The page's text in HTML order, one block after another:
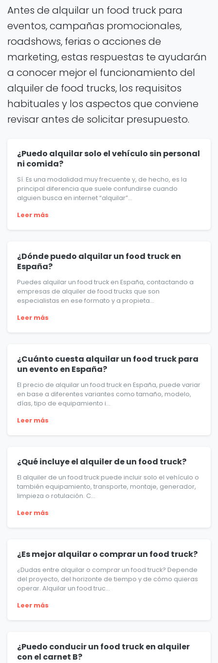
Antes de alquilar un food truck para
eventos, campañas promocionales,
roadshows, ferias o acciones de
marketing, estas respuestas te ayudarán
a conocer mejor el funcionamiento del
alquiler de food trucks, los requisitos
habituales y los aspectos que conviene
revisar antes de solicitar presupuesto.
¿Puedo alquilar solo el vehículo sin personal
ni comida?
Sí. Es una modalidad muy frecuente y, de hecho, es la
principal diferencia que suele confundirse cuando
alguien busca en internet “alquilar”...
Leer más
¿Dónde puedo alquilar un food truck en
España?
Puedes alquilar un food truck en España, contactando a
empresas de alquiler de food trucks que son
especialistas en ese formato y a propieta...
Leer más
¿Cuánto cuesta alquilar un food truck para
un evento en España?
El precio de alquilar un food truck en España, puede variar
en base a diferentes variantes como tamaño, modelo,
días, tipo de equipamiento i...
Leer más
¿Qué incluye el alquiler de un food truck?
El alquiler de un food truck puede incluir solo el vehículo o
también equipamiento, transporte, montaje, generador,
limpieza o rotulación. C...
Leer más
¿Es mejor alquilar o comprar un food truck?
¿Dudas entre alquilar o comprar un food truck? Depende
del proyecto, del horizonte de tiempo y de cómo quieras
operar. Alquilar un food truc...
Leer más
¿Puedo conducir un food truck en alquiler
con el carnet B?